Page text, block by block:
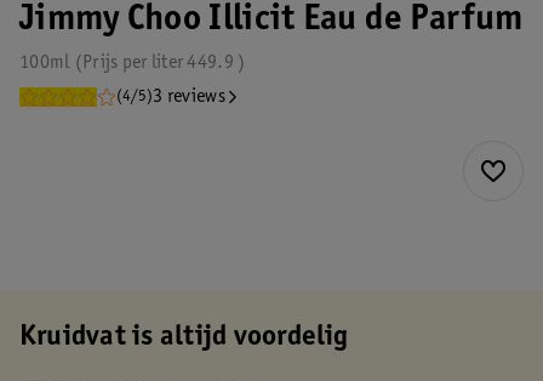
Jimmy Choo Illicit Eau de Parfum
100ml 449.9
Prijs per liter
(4/5)3 reviews
Kruidvat is altijd voordelig